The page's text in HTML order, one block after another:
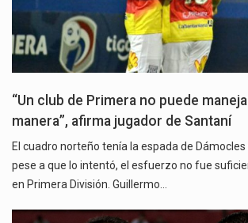
“Un club de Primera no puede
manera”, afirma jugador de Santaní
El cuadro norteño tenía la espada de
pese a que lo intentó, el esfuerzo no fue
en Primera División. Guillermo…